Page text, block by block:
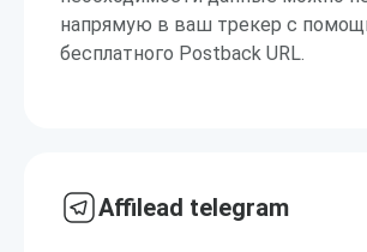
напрямую в ваш трекер с
бесплатного Postback URL.
Affilead telegram